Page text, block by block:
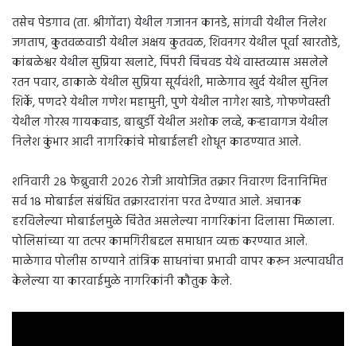
तसेच पेडगाव (ता. श्रीगोंदा) येथील गजानन कानडे, सांगवी येथील निलेश
जगताप, कुतवळवाडी येथील अक्षय कुतवळ, शिवनगर येथील पूर्वा खारतोडे,
कांबळेश्वर येथील सुप्रिया खलाटे, पिंपरी चिंचवड येथे वास्तव्यास असलेले
रतन पवार, ढाकाळे येथील सुप्रिया सूर्यवंशी, माळेगाव खुर्द येथील सुनिल
शिर्के, पणदरे येथील गणेश महामुनी, पुणे येथील नागेश खाडे, गोफणेवस्ती
येथील गोरख गायकवाड, बाबुर्डी येथील अशोक लव्हे, कऱ्हावागज येथील
निलेश कुंभार आदी नागरिकांचे मोबाईलही शोधून काढण्यात आले.
शनिवारी २८ फेब्रुवारी २०२६ रोजी आयोजित तक्रार निवारण दिनानिमित्त
सर्व १८ मोबाईल संबंधित तक्रारदारांना परत देण्यात आले. अचानक
हरविलेल्या मोबाईलमुळे चिंतेत असलेल्या नागरिकांना दिलासा मिळाला.
पोलिसांच्या या तत्पर कामगिरीबद्दल समाधान व्यक्त करण्यात आले.
माळेगाव पोलीस ठाण्याने तांत्रिक साधनांचा प्रभावी वापर करून अल्पावधीत
केलेल्या या कारवाईमुळे नागरिकांनी कौतुक केले.